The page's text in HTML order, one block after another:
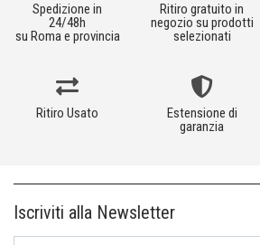
Spedizione in
24/48h
su Roma e provincia
Ritiro gratuito in
negozio su prodotti
selezionati
Ritiro Usato
Estensione di
garanzia
Iscriviti alla Newsletter